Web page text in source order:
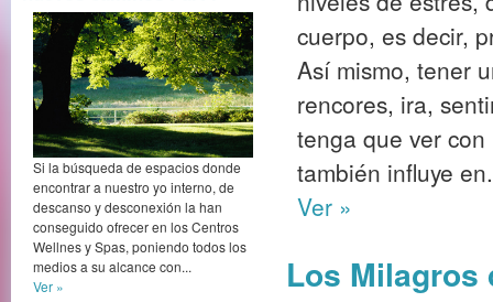
Si la búsqueda de espacios donde
encontrar a nuestro yo interno, de
descanso y desconexión la han
conseguido ofrecer en los Centros
Wellnes y Spas, poniendo todos los
medios a su alcance con...
Ver »
cuerpo, es decir,
Así mismo, tener
rencores, ira,
tenga que ver
también influye
Ver »
Los Milagros